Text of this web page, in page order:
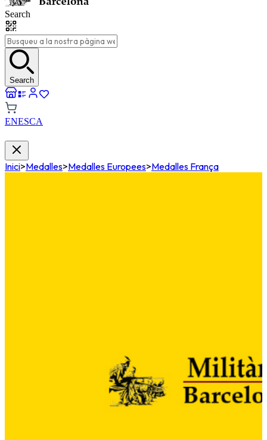
Search
Search
ENESCA
Inici>Medalles>Medalles Europees>Medalles França